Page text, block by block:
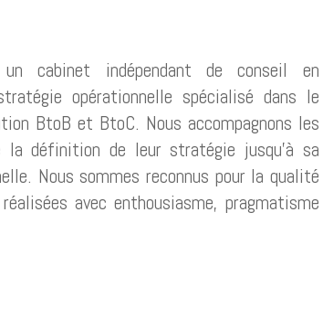
cabinet indépendant de conseil en
opérationnelle spécialisé dans le
BtoB et BtoC. Nous accompagnons les
la définition de leur stratégie jusqu’à sa
Nous sommes reconnus pour la qualité
avec enthousiasme, pragmatisme